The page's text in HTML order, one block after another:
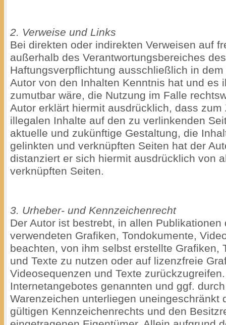
2. Verweise und Links
Bei direkten oder indirekten Verweisen auf
außerhalb des Verantwortungsbereiches
Haftungsverpflichtung ausschließlich in
Autor von den Inhalten Kenntnis hat und es
zumutbar wäre, die Nutzung im Falle
Autor erklärt hiermit ausdrücklich, dass
illegalen Inhalte auf den zu verlinkenden
aktuelle und zukünftige Gestaltung, die
gelinkten und verknüpften Seiten hat der
distanziert er sich hiermit ausdrücklich von
verknüpften Seiten.
3. Urheber- und Kennzeichenrecht
Der Autor ist bestrebt, in allen
verwendeten Grafiken, Tondokumente,
beachten, von ihm selbst erstellte Grafiken,
und Texte zu nutzen oder auf lizenzfreie
Videosequenzen und Texte
Internetangebotes genannten und ggf.
Warenzeichen unterliegen uneingeschränkt
gültigen Kennzeichenrechts und den